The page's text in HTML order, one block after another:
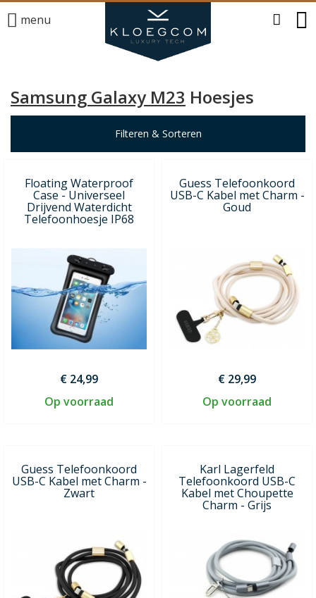
menu
Samsung Galaxy M23 Hoesjes
Filteren & Sorteren
Floating Waterproof
Case - Universeel
Drijvend Waterdicht
Telefoonhoesje IP68
€ 24,99
Op voorraad
Guess Telefoonkoord
USB-C Kabel met Charm -
Goud
€ 29,99
Op voorraad
Guess Telefoonkoord
USB-C Kabel met Charm -
Zwart
Karl Lagerfeld
Telefoonkoord USB-C
Kabel met Choupette
Charm - Grijs